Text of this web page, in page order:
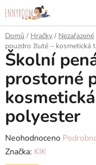
na
obsah
Domů / Hračky / Nezařazené
pouzdro žluté – kosmetická
Školní
prostorné
polyester
Průměrné
hodnocení
Neohodnoceno
Značka: KIK